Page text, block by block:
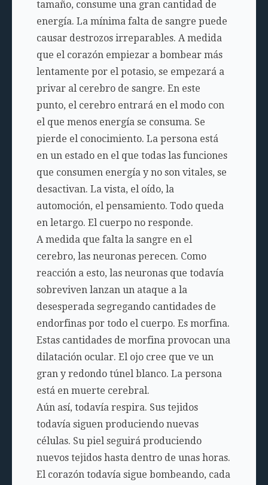
tamaño, consume una gran cantidad de
energía. La mínima falta de sangre puede
causar destrozos irreparables. A medida
que el corazón empiezar a bombear más
lentamente por el potasio, se empezará a
privar al cerebro de sangre. En este
punto, el cerebro entrará en el modo con
el que menos energía se consuma. Se
pierde el conocimiento. La persona está
en un estado en el que todas las funciones
que consumen energía y no son vitales, se
desactivan. La vista, el oído, la
automoción, el pensamiento. Todo queda
en letargo. El cuerpo no responde.
A medida que falta la sangre en el
cerebro, las neuronas perecen. Como
reacción a esto, las neuronas que todavía
sobreviven lanzan un ataque a la
desesperada segregando cantidades de
endorfinas por todo el cuerpo. Es morfina.
Estas cantidades de morfina provocan una
dilatación ocular. El ojo cree que ve un
gran y redondo túnel blanco. La persona
está en muerte cerebral.
Aún así, todavía respira. Sus tejidos
todavía siguen produciendo nuevas
células. Su piel seguirá produciendo
nuevos tejidos hasta dentro de unas horas.
El corazón todavía sigue bombeando, cada